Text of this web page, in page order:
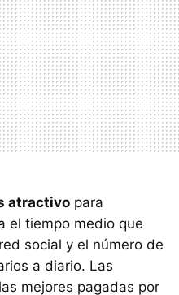
atractivo para
el tiempo medio que
social y el número de
a diario. Las
mejores pagadas por